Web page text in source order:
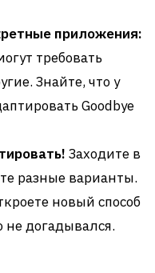
приложения:
требовать
Знайте, что у
Goodbye
Заходите в
разные варианты.
новый способ
не догадывался.